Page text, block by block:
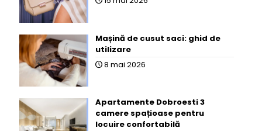
Mașină de cusut saci: ghid de
utilizare
8 mai 2026
Apartamente Dobroesti 3
camere spațioase pentru
locuire confortabilă